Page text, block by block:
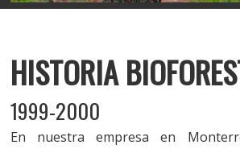
HISTORIA
1999-2000
En nuestra empresa en